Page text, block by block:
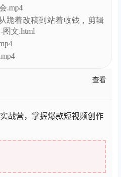
绝同质化，让你的剪辑氛围
.mp4
跪着改稿到站着收钱，剪辑
文.html